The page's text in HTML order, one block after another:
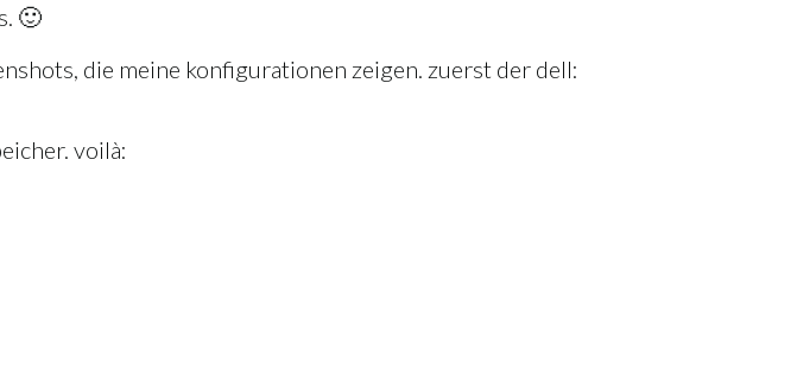
🙂
die meine konfigurationen zeigen. zuerst der dell:
voilà: